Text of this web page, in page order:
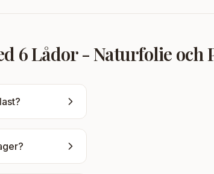
6 Lådor - Naturfolie och
?